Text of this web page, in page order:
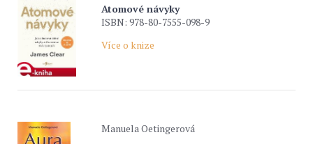
Atomové návyky
ISBN: 978-80-7555-098-9
Více o knize
Manuela Oetingerová